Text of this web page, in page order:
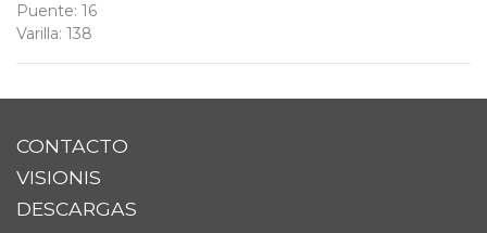
Puente: 16
Varilla: 138
CONTACTO
VISIONIS
DESCARGAS